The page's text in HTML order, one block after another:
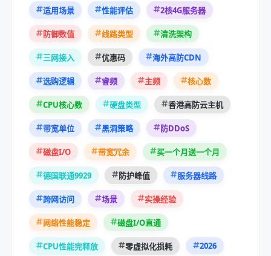
适用场景 性能评估 2核4G服务器
防御数值 线路类型 清洗架构
三网接入 优惠码 海外高防CDN
选购逻辑 睿频 主频 核心数
CPU核心数 硬盘类型 香港高防云主机
带宽单位 黑洞策略 防DDoS
磁盘I/O 带宽冗余 买一个月送一个月
德国联通9929 防护峰值 服务器线路
跨网访问 场景 实操经验
网络性能稳定 磁盘I/O直通
CPU性能完释放 零虚拟化损耗 2026